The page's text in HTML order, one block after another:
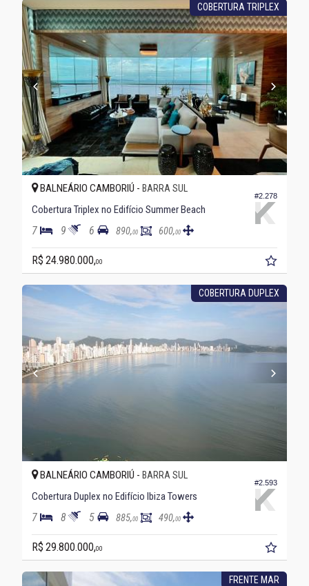
COBERTURA TRIPLEX
#2.278
BALNEÁRIO CAMBORIÚ - BARRA SUL
Cobertura Triplex no Edifício Summer Beach
7 9 6 890,00 600,00
R$ 24.980.000,00
COBERTURA DUPLEX
#2.593
BALNEÁRIO CAMBORIÚ - BARRA SUL
Cobertura Duplex no Edifício Ibiza Towers
7 8 5 885,00 490,00
R$ 29.800.000,00
FRENTE MAR